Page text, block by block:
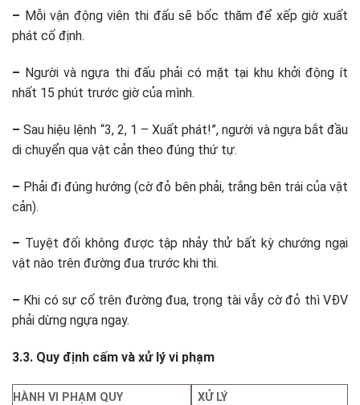
– Mỗi vận động viên thi đấu sẽ bốc thăm để xếp giờ xuất
phát cố định.
– Người và ngựa thi đấu phải có mặt tại khu khởi động ít
nhất 15 phút trước giờ của mình.
– Sau hiệu lệnh “3, 2, 1 – Xuất phát!”, người và ngựa bắt đầu
di chuyển qua vật cản theo đúng thứ tự.
– Phải đi đúng hướng (cờ đỏ bên phải, trắng bên trái của vật
cản).
– Tuyệt đối không được tập nhảy thử bất kỳ chướng ngại
vật nào trên đường đua trước khi thi.
– Khi có sự cố trên đường đua, trọng tài vẫy cờ đỏ thì VĐV
phải dừng ngựa ngay.
3.3. Quy định cấm và xử lý vi phạm
HÀNH VI PHẠM QUY
XỬ LÝ